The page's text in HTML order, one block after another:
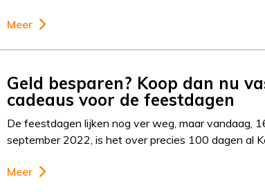
Meer
Geld besparen? Koop dan nu
cadeaus voor de feestdagen
De feestdagen lijken nog ver weg, maar vandaag,
september 2022, is het over precies 100 dagen al
Meer